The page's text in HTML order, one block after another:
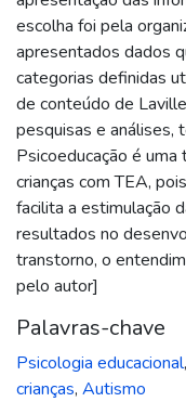
escolha foi pela
apresentados dados
categorias definidas
de conteúdo de
pesquisas e análises,
Psicoeducação é
crianças com TEA,
facilita a estimulação
resultados no
transtorno, o
pelo autor]
Palavras-chave
Psicologia educacional
crianças, Autismo